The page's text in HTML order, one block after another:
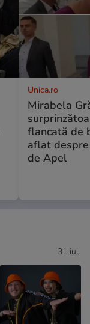
Unica.ro
Mirabela
flancată de
aflat
de Apel
31 iul.